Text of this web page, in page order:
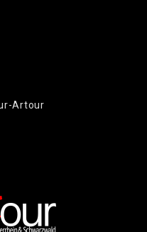
Artour